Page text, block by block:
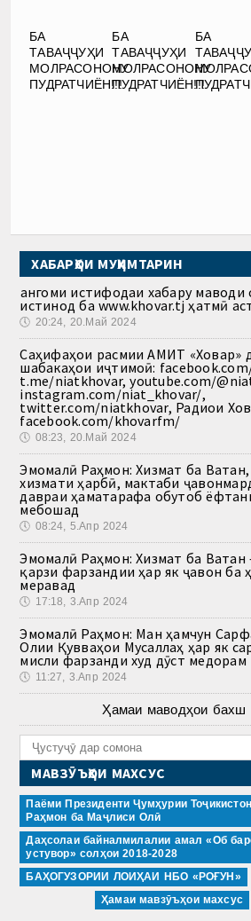
БА
ТАВАҶҶУҲИ
МОЛРАСОНОНУ
ПУДРАТЧИЁН!!!
БА
ТАВАҶҶУҲИ
МОЛРАСОНОНУ
ПУДРАТЧИЁН!!!
БА
ХАБАРҲОИ МУҲИМТАРИН
Ҳангоми истифодаи хабару маводи
истинод ба www.khovar.tj ҳатмӣ
🕔 20:24, 20.Май 2024
Саҳифаҳои расмии АМИТ «Ховар»
шабакаҳои иҷтимоӣ:
t.me/niatkhovar, youtube.com/
instagram.com/niat_khovar/,
twitter.com/niatkhovar, Радиои
facebook.com/khovarfm/
🕔 08:23, 20.Май 2024
Эмомалӣ Раҳмон: Хизмат ба Ватан,
хизмати ҳарбӣ, мактаби
давраи ҳаматарафа обутоб
мебошад
🕔 08:24, 5.Апр 2024
Эмомалӣ Раҳмон: Хизмат ба Ватан
қарзи фарзандии ҳар як ҷавон ба
меравад
🕔 17:18, 3.Апр 2024
Эмомалӣ Раҳмон: Ман ҳамчун
Олии Қувваҳои Мусаллаҳ ҳар як
мисли фарзанди худ дӯст медорам
🕔 11:27, 3.Апр 2024
Ҳамаи маводҳои бахш
МАВЗӮЪҲОИ МАХСУС
Паёми Президенти Ҷумҳурии
Раҳмон ба Маҷлиси Олӣ
Даҳсолаи байналмилалии амал «Об
устувор» солҳои 2018-2028
БАҲОГУЗОРИИ ЛОИҲАИ НБО «РОҒУН»
Ҳамаи мавзӯъҳои махсус